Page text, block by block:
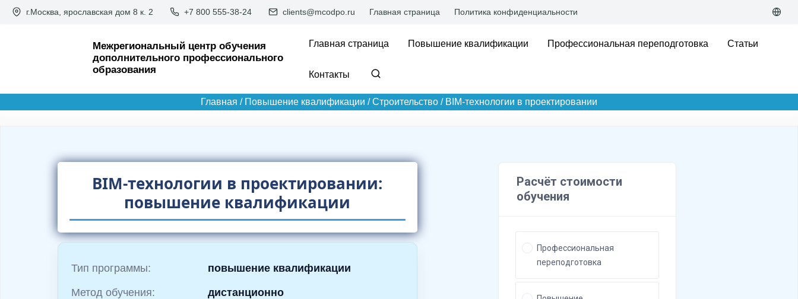
г.Москва, ярославская дом 8 к. 2 +7 800 555-38-24 clients@mcodpo.ru Главная страница Политика конфиденциальности
Межрегиональный центр обучения
дополнительного профессионального
образования
Главная страница Повышение квалификации Профессиональная переподготовка Статьи
Контакты
Главная / Повышение квалификации /Строительство / BIM-технологии в проектировании
BIM-технологии в проектировании:
повышение квалификации
Тип программы: повышение квалификации
Метод обучения: дистанционно